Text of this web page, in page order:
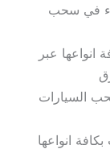
في سحب
عبر
السيارات
انواعها